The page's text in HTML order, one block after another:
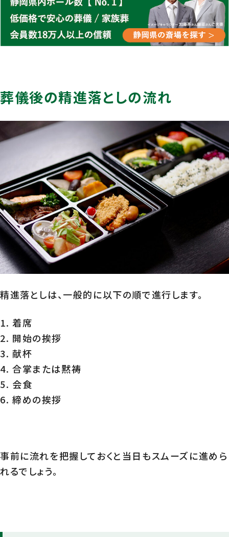
葬儀後の精進落としの流れ
精進落としは、一般的に以下の順で進行します。
着席
開始の挨拶
献杯
合掌または黙祷
会食
締めの挨拶
事前に流れを把握しておくと当日もスムーズに進めら
れるでしょう。